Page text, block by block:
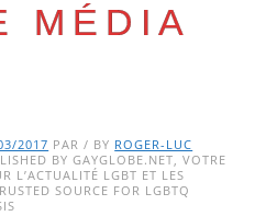
MÉDIA
2017 PAR / BY ROGER-LUC
BY GAYGLOBE.NET, VOTRE
L’ACTUALITÉ LGBT ET LES
SOURCE FOR LGBTQ